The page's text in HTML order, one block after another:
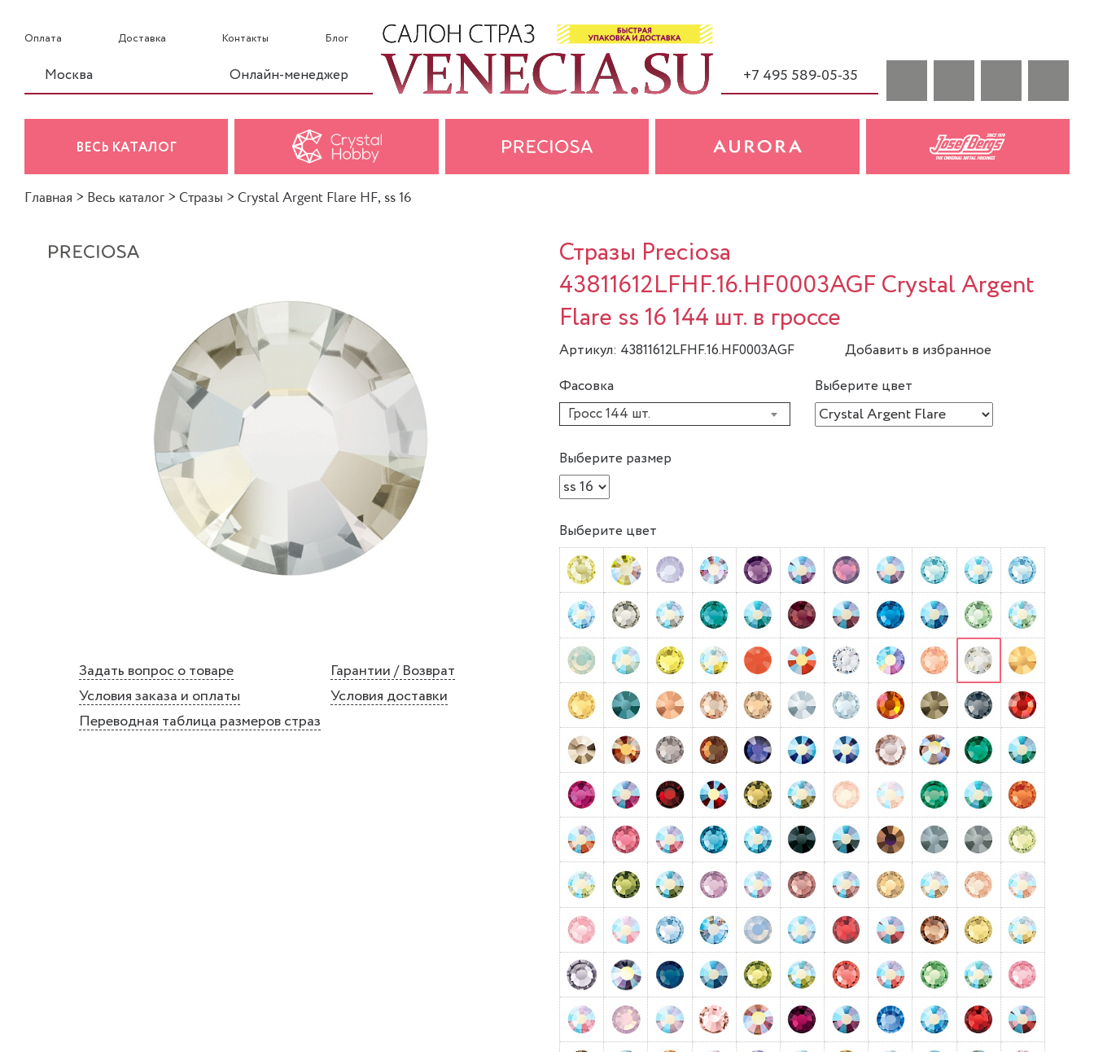
Оплата Доставка Контакты Блог
Москва Онлайн-менеджер +7 495 589-05-35
ВЕСЬ КАТАЛОГ
Главная > Весь каталог > Стразы > Crystal Argent Flare HF, ss 16
Задать вопрос о товаре
Гарантии / Возврат
Условия заказа и оплаты
Условия доставки
Переводная таблица размеров страз
Стразы Preciosa
43811612LFHF.16.HF0003AGF Crystal Argent
Flare ss 16 144 шт. в гроссе
Артикул: 43811612LFHF.16.HF0003AGF
Добавить в избранное
Фасовка
Гросс 144 шт.
Выберите цвет
Выберите размер
Выберите цвет